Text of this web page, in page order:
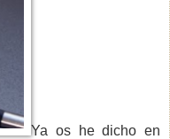
Ya os he dicho en